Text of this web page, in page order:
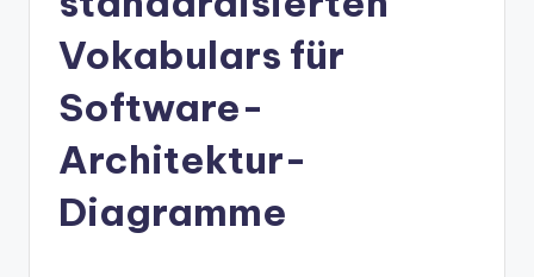
In
si
Vokabulars für
Software-
Architektur-
Diagramme